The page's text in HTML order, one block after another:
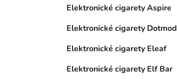
Elektronické cigarety Aspire
Elektronické cigarety Dotmod
Elektronické cigarety Eleaf
Elektronické cigarety Elf Bar